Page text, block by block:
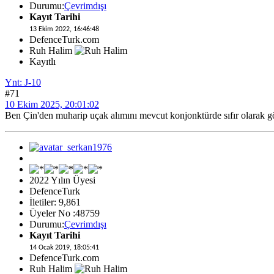
Durumu:Çevrimdışı
Kayıt Tarihi
13 Ekim 2022, 16:46:48
DefenceTurk.com
Ruh Halim
Kayıtlı
Ynt: J-10
#71
10 Ekim 2025, 20:01:02
Ben Çin'den muharip uçak alımını mevcut konjonktürde sıfır olarak
2022 Yılın Üyesi
DefenceTurk
İletiler: 9,861
Üyeler No :48759
Durumu:Çevrimdışı
Kayıt Tarihi
14 Ocak 2019, 18:05:41
DefenceTurk.com
Ruh Halim